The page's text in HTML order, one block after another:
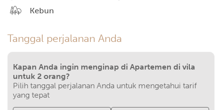
Kebun
Tanggal perjalanan Anda
Kapan Anda ingin menginap di Apartemen di vila
untuk 2 orang?
Pilih tanggal perjalanan Anda untuk mengetahui tarif
yang tepat